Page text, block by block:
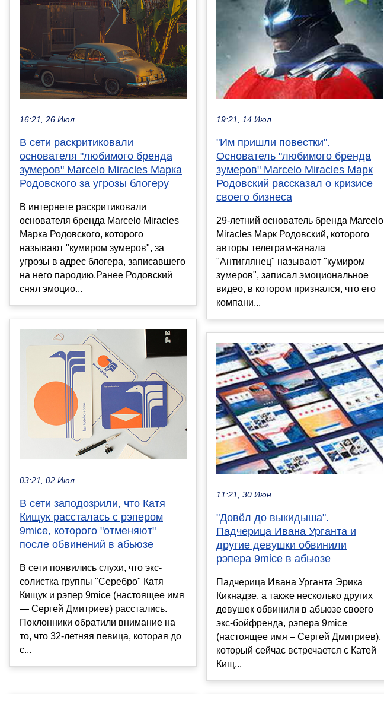
16:21, 26 Июл
В сети раскритиковали
основателя "любимого бренда
зумеров" Marcelo Miracles Марка
Родовского за угрозы блогеру
В интернете раскритиковали
основателя бренда Marcelo Miracles
Марка Родовского, которого
называют "кумиром зумеров", за
угрозы в адрес блогера, записавшего
на него пародию.Ранее Родовский
снял эмоцио...
03:21, 02 Июл
В сети заподозрили, что Катя
Кищук рассталась с рэпером
9mice, которого "отменяют"
после обвинений в абьюзе
В сети появились слухи, что экс-
солистка группы "Серебро" Катя
Кищук и рэпер 9mice (настоящее имя
— Сергей Дмитриев) расстались.
Поклонники обратили внимание на
то, что 32-летняя певица, которая до
с...
19:21, 14 Июл
"Им пришли повестки".
Основатель "любимого бренда
зумеров" Marcelo Miracles Марк
Родовский рассказал о кризисе
своего бизнеса
29-летний основатель бренда Marcelo
Miracles Марк Родовский, которого
авторы телеграм-канала
"Антиглянец" называют "кумиром
зумеров", записал эмоциональное
видео, в котором признался, что его
компани...
11:21, 30 Июн
"Довёл до выкидыша".
Падчерица Ивана Урганта и
другие девушки обвинили
рэпера 9mice в абьюзе
Падчерица Ивана Урганта Эрика
Кикнадзе, а также несколько других
девушек обвинили в абьюзе своего
экс-бойфренда, рэпера 9mice
(настоящее имя – Сергей Дмитриев),
который сейчас встречается с Катей
Кищ...